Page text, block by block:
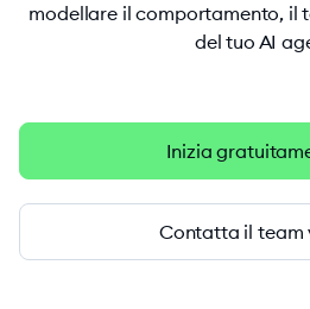
modellare il comportamento, il
del tuo AI
Inizia
Contatta il team